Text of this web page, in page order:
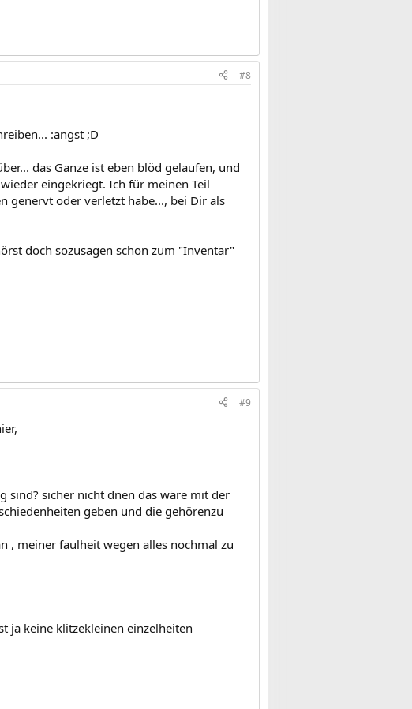
#8
:angst ;D
das Ganze ist eben blöd gelaufen, und
eingekriegt. Ich für meinen Teil
genervt oder verletzt habe..., bei Dir als
doch sozusagen schon zum "Inventar"
#9
sicher nicht dnen das wäre mit der
geben und die gehörenzu
, meiner faulheit wegen alles nochmal zu
ja keine klitzekleinen einzelheiten